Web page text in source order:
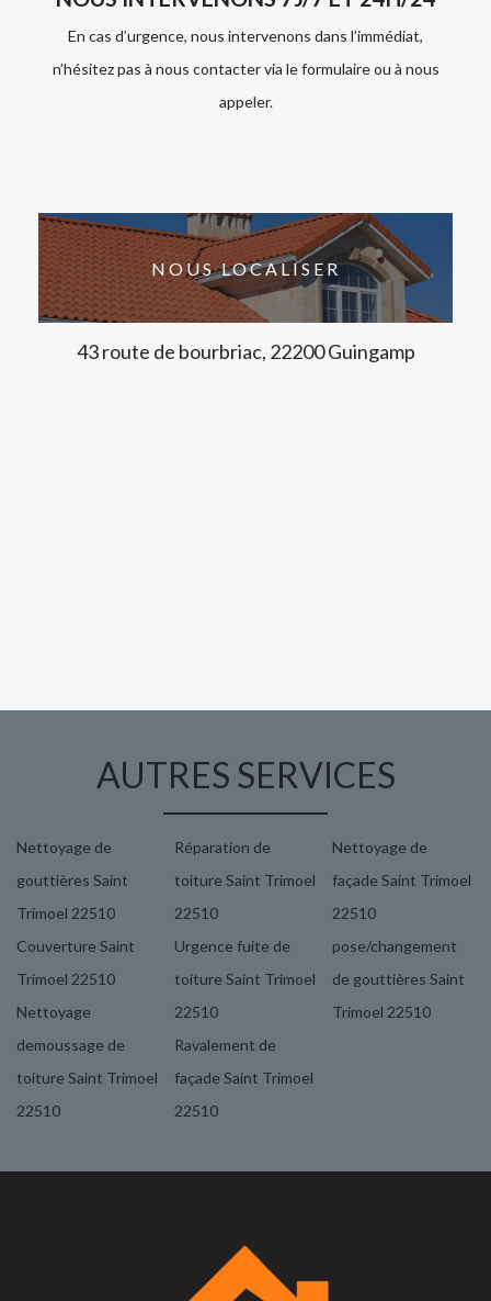
En cas d’urgence, nous intervenons dans l’immédiat,
n’hésitez pas à nous contacter via le formulaire ou à nous
appeler.
NOUS LOCALISER
43 route de bourbriac, 22200 Guingamp
AUTRES SERVICES
Nettoyage de
gouttières Saint
Trimoel 22510
Couverture Saint
Trimoel 22510
Nettoyage
demoussage de
toiture Saint Trimoel
22510
Réparation de
toiture Saint Trimoel
22510
Urgence fuite de
toiture Saint Trimoel
22510
Ravalement de
façade Saint Trimoel
22510
Nettoyage de
façade Saint Trimoel
22510
pose/changement
de gouttières Saint
Trimoel 22510